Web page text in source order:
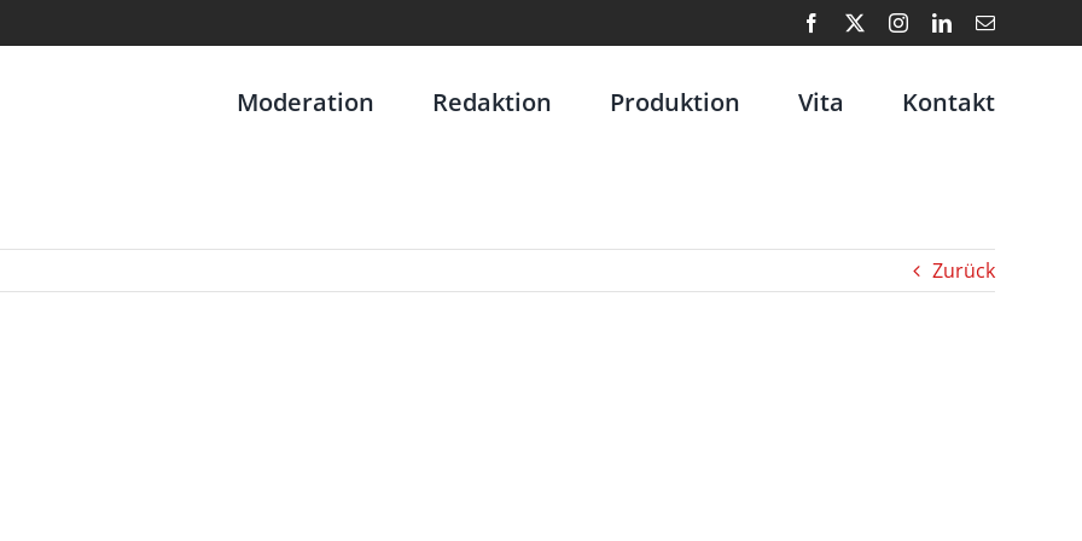
Facebook InstagramLinkedIn
E-
Moderation Redaktion Produktion Vita Kontakt
Zurück